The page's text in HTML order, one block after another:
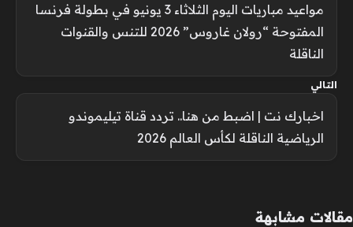
مواعيد مباريات اليوم الثلاثاء 3 يونيو في بطولة فرنسا
المفتوحة “رولان غاروس” 2026 للتنس والقنوات
الناقلة
التالي
اخبارك نت | اضبط من هنا.. تردد قناة تيليموندو
الرياضية الناقلة لكأس العالم 2026
مقالات مشابهة